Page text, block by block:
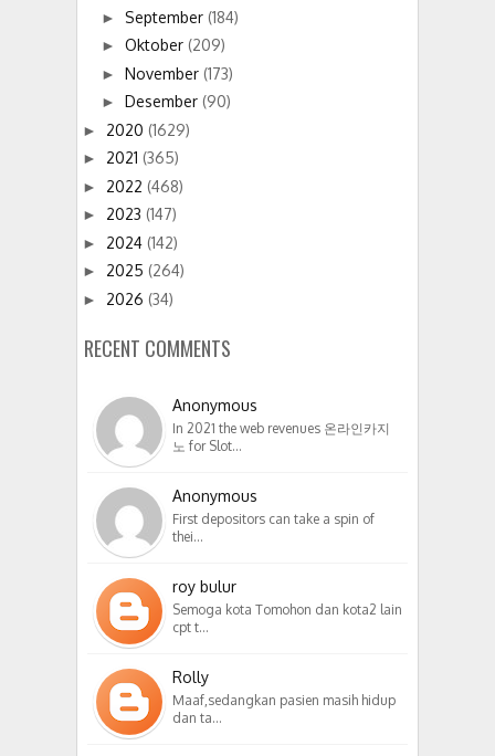
► September (184)
► Oktober (209)
► November (173)
► Desember (90)
► 2020 (1629)
► 2021 (365)
► 2022 (468)
► 2023 (147)
► 2024 (142)
► 2025 (264)
► 2026 (34)
RECENT COMMENTS
Anonymous
In 2021 the web revenues 온라인카지
노 for Slot…
Anonymous
First depositors can take a spin of
thei…
roy bulur
Semoga kota Tomohon dan kota2 lain
cpt t…
Rolly
Maaf,sedangkan pasien masih hidup
dan ta…